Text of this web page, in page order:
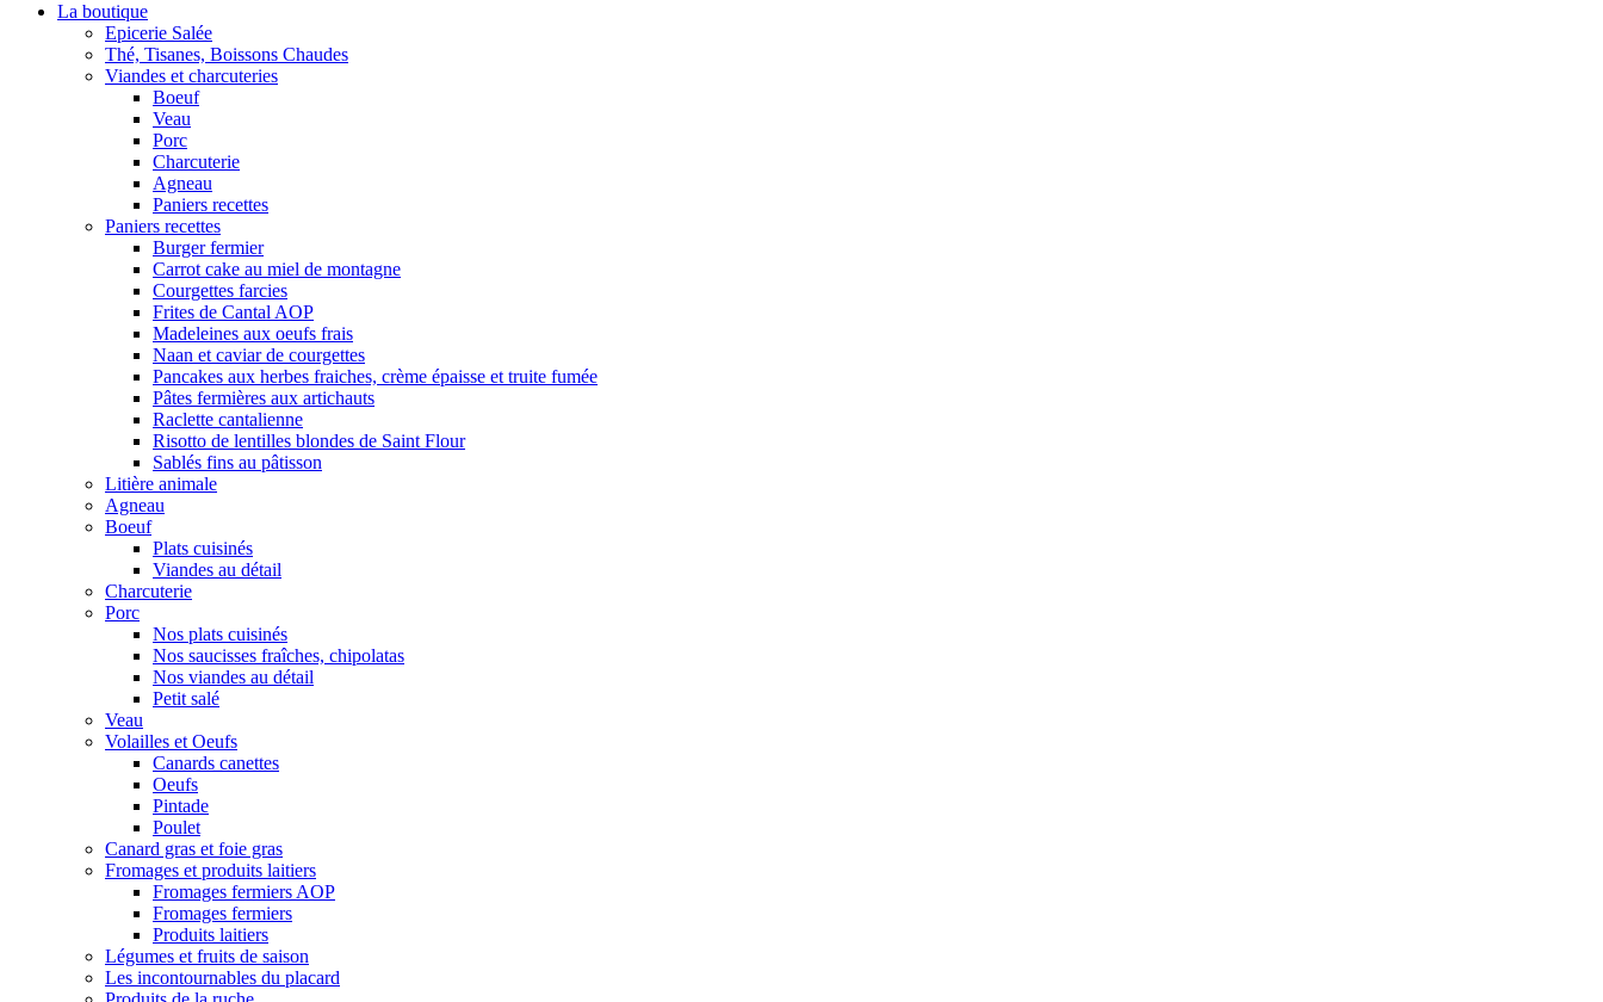
La boutique
Epicerie Salée
Thé, Tisanes, Boissons Chaudes
Viandes et charcuteries
Boeuf
Veau
Porc
Charcuterie
Agneau
Paniers recettes
Paniers recettes
Burger fermier
Carrot cake au miel de montagne
Courgettes farcies
Frites de Cantal AOP
Madeleines aux oeufs frais
Naan et caviar de courgettes
Pancakes aux herbes fraiches, crème épaisse et truite fumée
Pâtes fermières aux artichauts
Raclette cantalienne
Risotto de lentilles blondes de Saint Flour
Sablés fins au pâtisson
Litière animale
Agneau
Boeuf
Plats cuisinés
Viandes au détail
Charcuterie
Porc
Nos plats cuisinés
Nos saucisses fraîches, chipolatas
Nos viandes au détail
Petit salé
Veau
Volailles et Oeufs
Canards canettes
Oeufs
Pintade
Poulet
Canard gras et foie gras
Fromages et produits laitiers
Fromages fermiers AOP
Fromages fermiers
Produits laitiers
Légumes et fruits de saison
Les incontournables du placard